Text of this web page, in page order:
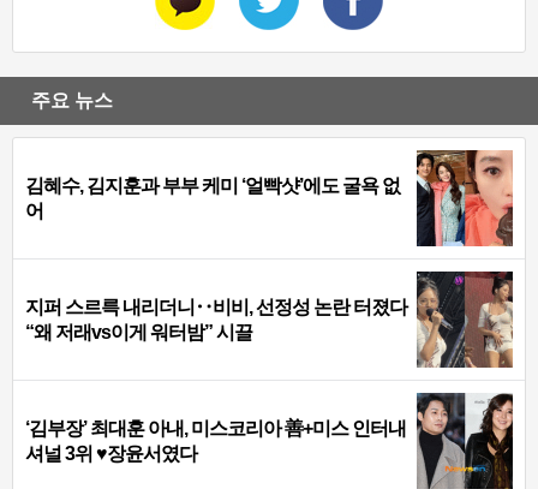
주요 뉴스
김혜수, 김지훈과 부부 케미 ‘얼빡샷’에도 굴욕 없
어
지퍼 스르륵 내리더니‥비비, 선정성 논란 터졌다
“왜 저래vs이게 워터밤” 시끌
‘김부장’ 최대훈 아내, 미스코리아 善+미스 인터내
셔널 3위 ♥장윤서였다